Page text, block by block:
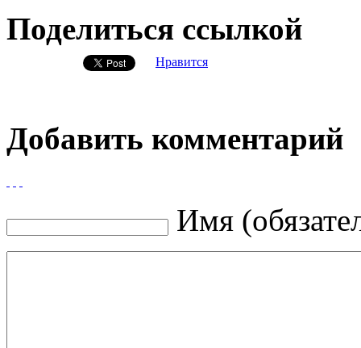
Поделиться ссылкой
Нравится
Добавить комментарий
Имя